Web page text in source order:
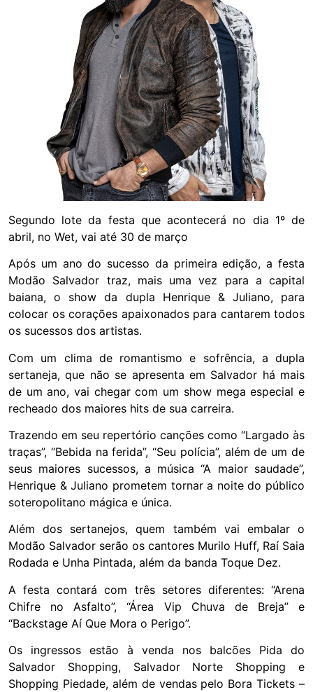
Segundo lote da festa que acontecerá no dia 1º de
abril, no Wet, vai até 30 de março
Após um ano do sucesso da primeira edição, a festa
Modão Salvador traz, mais uma vez para a capital
baiana, o show da dupla Henrique & Juliano, para
colocar os corações apaixonados para cantarem todos
os sucessos dos artistas.
Com um clima de romantismo e sofrência, a dupla
sertaneja, que não se apresenta em Salvador há mais
de um ano, vai chegar com um show mega especial e
recheado dos maiores hits de sua carreira.
Trazendo em seu repertório canções como “Largado às
traças”, “Bebida na ferida”, “Seu polícia”, além de um de
seus maiores sucessos, a música “A maior saudade”,
Henrique & Juliano prometem tornar a noite do público
soteropolitano mágica e única.
Além dos sertanejos, quem também vai embalar o
Modão Salvador serão os cantores Murilo Huff, Raí Saia
Rodada e Unha Pintada, além da banda Toque Dez.
A festa contará com três setores diferentes: “Arena
Chifre no Asfalto”, “Área Vip Chuva de Breja” e
“Backstage Aí Que Mora o Perigo”.
Os ingressos estão à venda nos balcões Pida do
Salvador Shopping, Salvador Norte Shopping e
Shopping Piedade, além de vendas pelo Bora Tickets –